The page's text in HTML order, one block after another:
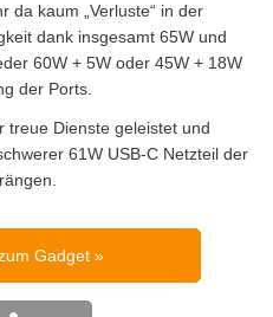
da kaum „Verluste“ in der
dank insgesamt 65W und
60W + 5W oder 45W + 18W
der Ports.
treue Dienste geleistet und
61W USB-C Netzteil der
Gadget